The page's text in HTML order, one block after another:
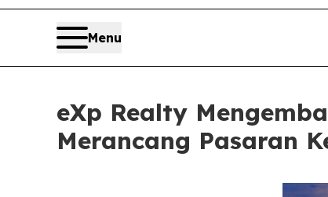
Menu
eXp Realty
Merancang Pasaran